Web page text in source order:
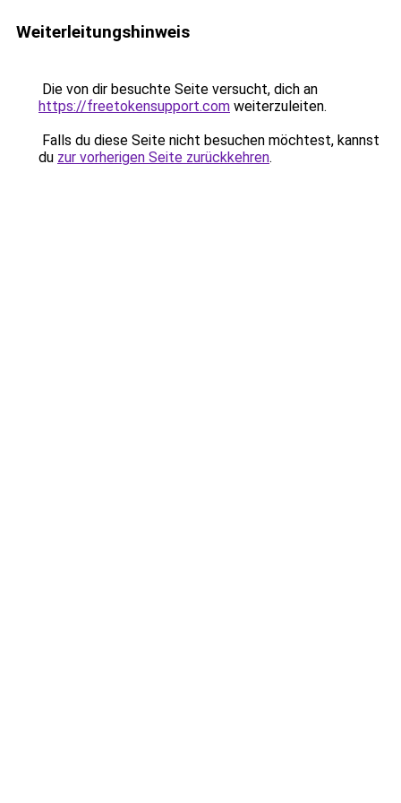
Weiterleitungshinweis
Die von dir besuchte Seite versucht, dich an
https://freetokensupport.com weiterzuleiten.
Falls du diese Seite nicht besuchen möchtest, kannst
du zur vorherigen Seite zurückkehren.